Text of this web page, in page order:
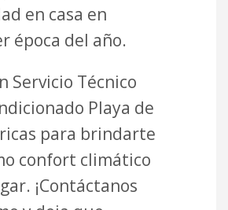
en casa en
época del año.
Servicio Técnico
Playa de
para brindarte
confort climático
¡Contáctanos